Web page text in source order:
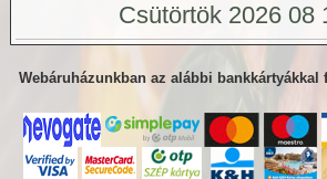
Csütörtök 2026 08
Webáruházunkban az alábbi bankkártyákkal